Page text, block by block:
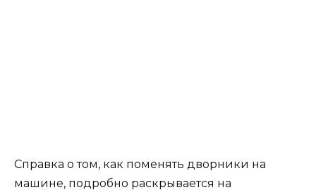
Справка о том, как поменять дворники на
машине, подробно раскрывается на